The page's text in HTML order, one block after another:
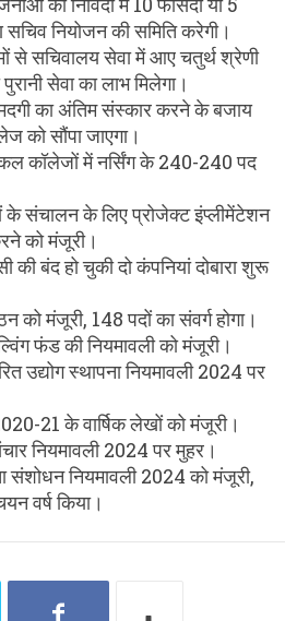
सचिव नियोजन की समिति करेगी।
से सचिवालय सेवा में आए चतुर्थ श्रेणी
सेवा का लाभ मिलेगा।
का अंतिम संस्कार करने के बजाय
को सौंपा जाएगा।
कॉलेजों में नर्सिंग के 240-240 पद
के संचालन के लिए प्रोजेक्ट इंप्लीमेंटेशन
को मंजूरी।
की बंद हो चुकी दो कंपनियां दोबारा शुरू
को मंजूरी, 148 पदों का संवर्ग होगा।
फंड की नियमावली को मंजूरी।
उद्योग स्थापना नियमावली 2024 पर
21 के वार्षिक लेखों को मंजूरी।
नियमावली 2024 पर मुहर।
संशोधन नियमावली 2024 को मंजूरी,
वर्ष किया।